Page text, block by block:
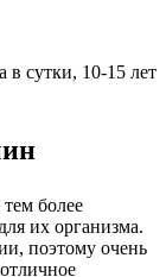
в сутки, 10-15 лет
более
их организма.
поэтому очень